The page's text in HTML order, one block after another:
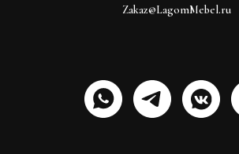
Zakaz@LagomMebel.ru